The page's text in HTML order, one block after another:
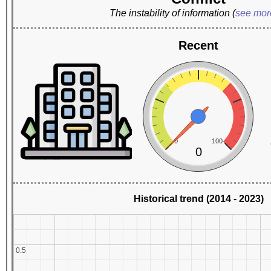
The instability of information (see
Recent
0 100
0
Historical trend (2014 - 2023)
0.5
0.5